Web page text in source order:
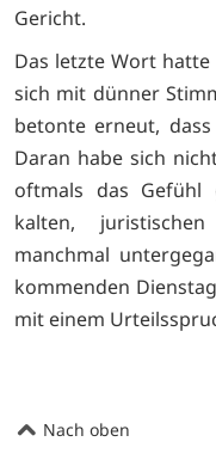
Gericht.
Das letzte Wort
sich mit dünner
betonte erneut,
Daran habe sich
oftmals das
kalten,
manchmal
kommenden
mit einem
Nach oben